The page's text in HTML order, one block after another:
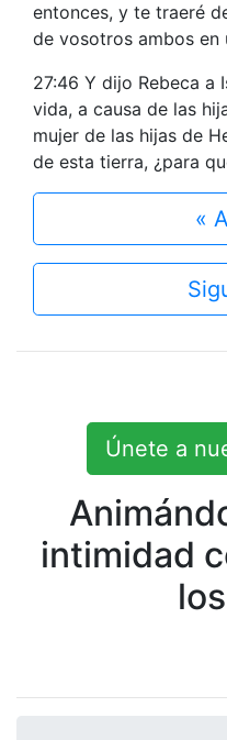
entonces, y te traeré
de vosotros ambos en
27:46 Y dijo Rebeca a
vida, a causa de las
mujer de las hijas de
de esta tierra, ¿para
«
Únete a
intimidad